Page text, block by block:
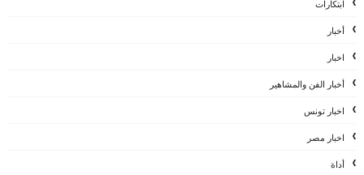
ابتكارات
أخبار
اخبار
أخبار الفن والمشاهير
اخبار تونس
اخبار مصر
أداة